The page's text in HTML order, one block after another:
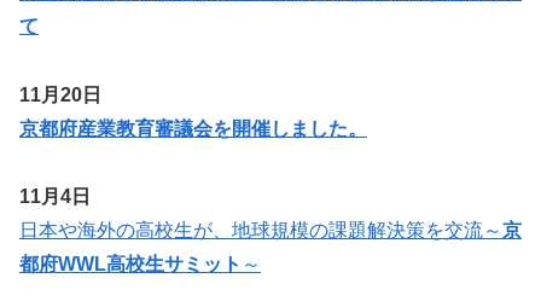
て
11月20日
京都府産業教育審議会を開催しました。
11月4日
日本や海外の高校生が、地球規模の課題解決策を交流～京
都府WWL高校生サミット ～